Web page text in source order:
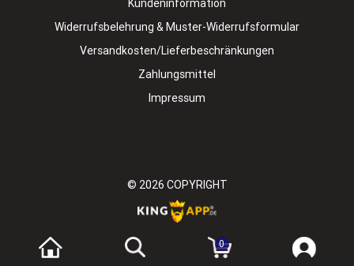
Kundeninformation
Widerrufsbelehrung & Muster-Widerrufsformular
Versandkosten/Lieferbeschränkungen
Zahlungsmittel
Impressum
© 2026 COPYRIGHT
0